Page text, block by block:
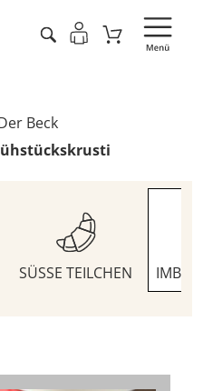
Beck
SÜSSE TEILCHEN